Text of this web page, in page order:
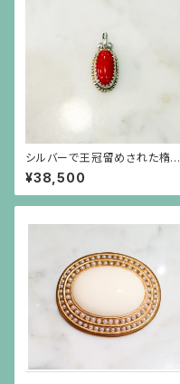
シルバーで王冠留めされた楕円
形の赤珊瑚、芥子パールのペン
ダント（チェーン別）
¥38,500